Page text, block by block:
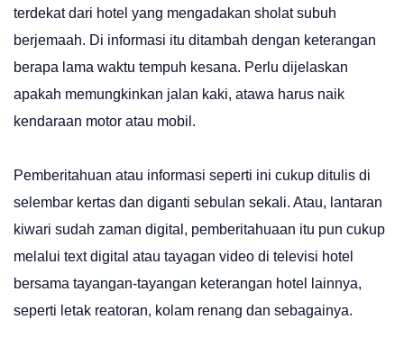
terdekat dari hotel yang mengadakan sholat subuh
berjemaah. Di informasi itu ditambah dengan keterangan
berapa lama waktu tempuh kesana. Perlu dijelaskan
apakah memungkinkan jalan kaki, atawa harus naik
kendaraan motor atau mobil.
Pemberitahuan atau informasi seperti ini cukup ditulis di
selembar kertas dan diganti sebulan sekali. Atau, lantaran
kiwari sudah zaman digital, pemberitahuaan itu pun cukup
melalui text digital atau tayagan video di televisi hotel
bersama tayangan-tayangan keterangan hotel lainnya,
seperti letak reatoran, kolam renang dan sebagainya.